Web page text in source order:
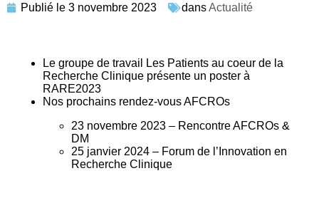
Publié le 3 novembre 2023 dansActualité
Le groupe de travail Les Patients au coeur de la
Recherche Clinique présente un poster à
RARE2023
Nos prochains rendez-vous AFCROs
23 novembre 2023 – Rencontre AFCROs &
DM
25 janvier 2024 – Forum de l’Innovation en
Recherche Clinique